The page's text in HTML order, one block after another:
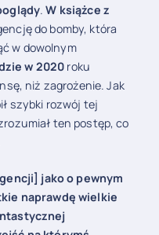
.W książce z
do bomby, która
w dowolnym
w 2020 roku
niż zagrożenie. Jak
szybki rozwój tej
ten postęp, co
jako o pewnym
naprawdę wielkie